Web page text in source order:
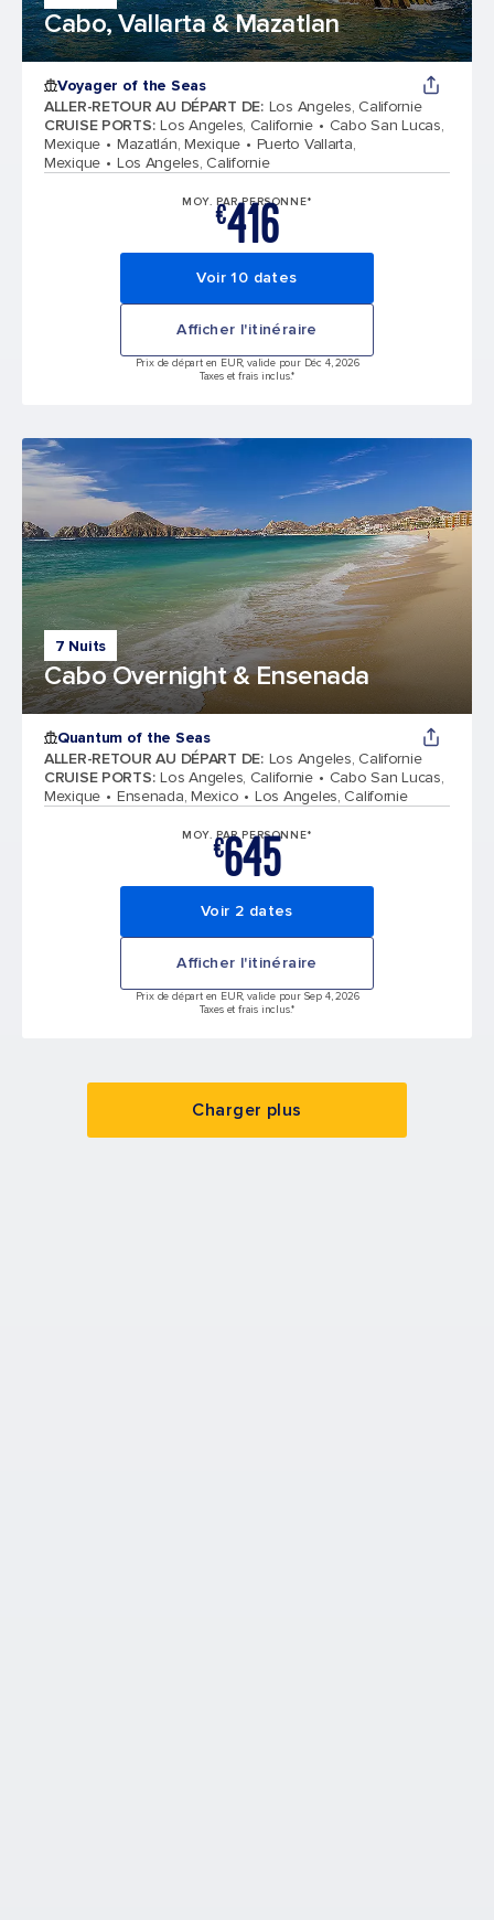
Cabo, Vallarta & Mazatlan
Voyager of the Seas
ALLER-RETOUR AU DÉPART DE: Los Angeles, Californie
CRUISE PORTS: Los Angeles, Californie
Cabo San Lucas,
Mexique
Mazatlán, Mexique
Puerto Vallarta,
Mexique
Los Angeles, Californie
MOY. PAR PERSONNE*
€416
Voir 10 dates
Afficher l'itinéraire
Prix de départ en EUR, valide pour Déc 4, 2026
Taxes et frais inclus.*
7 Nuits
Cabo Overnight & Ensenada
Quantum of the Seas
ALLER-RETOUR AU DÉPART DE: Los Angeles, Californie
CRUISE PORTS: Los Angeles, Californie
Cabo San Lucas,
Mexique
Ensenada, Mexico Los Angeles, Californie
MOY. PAR PERSONNE*
€645
Voir 2 dates
Afficher l'itinéraire
Prix de départ en EUR, valide pour Sep 4, 2026
Taxes et frais inclus.*
Charger plus